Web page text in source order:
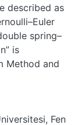
described as
spring–
is
Method and
Fen